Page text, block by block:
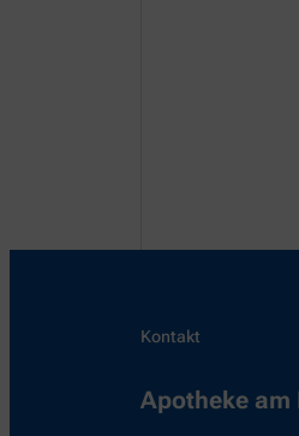
Kontakt
Apotheke